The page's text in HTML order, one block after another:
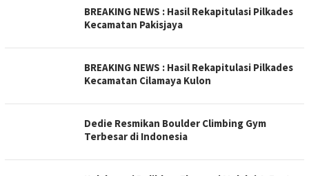
BREAKING NEWS : Hasil Rekapitulasi Pilkades
Kecamatan Pakisjaya
BREAKING NEWS : Hasil Rekapitulasi Pilkades
Kecamatan Cilamaya Kulon
Dedie Resmikan Boulder Climbing Gym
Terbesar di Indonesia